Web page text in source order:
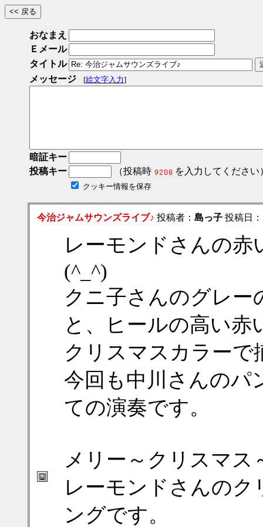
おなまえ
Ｅメール
タイトル
メッセージ
[絵文字入力]
暗証キー
投稿キー
（投稿時 を入力してください
クッキー情報を保存
今治ジャムサウンズライブ♪ 投稿者： 島っ子 投稿日
レーモンドさんの
(^_^)
クニ子さんのグレー
と、ヒールの高い赤
クリスマスカラーで
今回も中川さんのパ
ての演奏です。
メリー～クリスマス
レーモンドさんの
ングです。